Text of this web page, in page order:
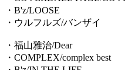
・B'z/LOOSE
・ウルフルズ/バンザイ
・福山雅治/Dear
・COMPLEX/complex best